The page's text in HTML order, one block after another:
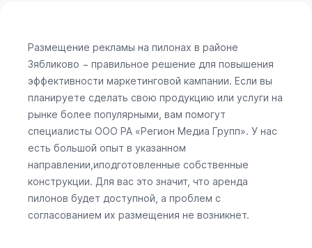
Размещение рекламы на пилонах в районе
Зябликово − правильное решение для повышения
эффективности маркетинговой кампании. Если вы
планируете сделать свою продукцию или услуги на
рынке более популярными, вам помогут
специалисты ООО РА «Регион Медиа Групп». У нас
есть большой опыт в указанном
направлении,иподготовленные собственные
конструкции. Для вас это значит, что аренда
пилонов будет доступной, а проблем с
согласованием их размещения не возникнет.